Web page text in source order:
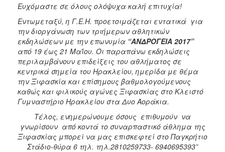
Ευχόμαστε σε όλους ολόψυχα καλή επιτυχία!
Εντωμεταξύ, η Γ.Ε.Η. προετοιμάζεται εντατικά για
την διοργάνωση των τριήμερων αθλητικών
εκδηλώσεων με την επωνυμία “ΑΝΔΡΟΓΕΙΑ 2017”
από 19 έως 21 Μαΐου. Οι παραπάνω εκδηλώσεις
περιλαμβάνουν επιδείξεις του αθλήματος σε
κεντρικά σημεία του Ηρακλείου, ημερίδα με θέμα
την Ξιφασκία και επίσημους βαθμολογούμενους
καθώς και φιλικούς αγώνες Ξιφασκίας στο Κλειστό
Γυμναστήριο Ηρακλείου στα Δυο Αοράκια.
Τέλος, ενημερώνουμε όσους επιθυμούν να
γνωρίσουν από κοντά το συναρπαστικό άθλημα της
Ξιφασκίας μπορεί να μας επισκεφτεί στο Παγκρήτιο
Στάδιο-θύρα 6 τηλ. τηλ.2810259733- 6940695393”